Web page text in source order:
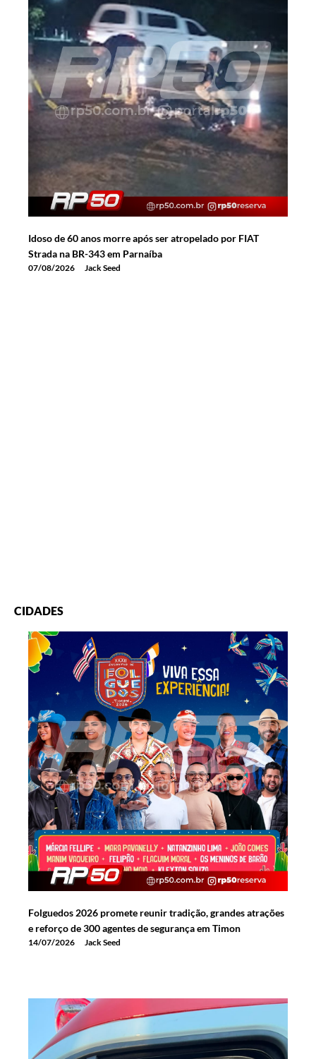
Idoso de 60 anos morre após ser atropelado por FIAT
Strada na BR-343 em Parnaíba
07/08/2026 Jack Seed
CIDADES
Folguedos 2026 promete reunir tradição, grandes atrações
e reforço de 300 agentes de segurança em Timon
14/07/2026 Jack Seed